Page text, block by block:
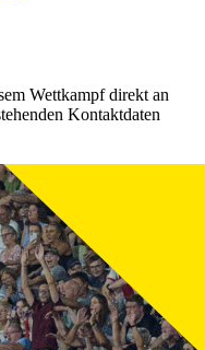
Wettkampf direkt an
Kontaktdaten